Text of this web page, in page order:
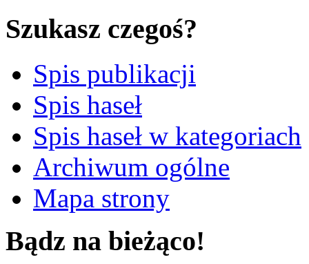
Szukasz czegoś?
Spis publikacji
Spis haseł
Spis haseł w kategoriach
Archiwum ogólne
Mapa strony
Bądz na bieżąco!